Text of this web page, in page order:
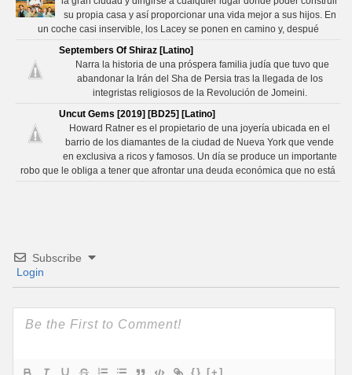
su propia casa y así proporcionar una vida mejor a sus hijos. En
un coche casi inservible, los Lacey se ponen en camino y, despué
Septembers Of Shiraz [Latino]
Narra la historia de una próspera familia judía que tuvo que
abandonar la Irán del Sha de Persia tras la llegada de los
integristas religiosos de la Revolución de Jomeini.
Uncut Gems [2019] [BD25] [Latino]
Howard Ratner es el propietario de una joyería ubicada en el
barrio de los diamantes de la ciudad de Nueva York que vende
en exclusiva a ricos y famosos. Un día se produce un importante
robo que le obliga a tener que afrontar una deuda económica que no está
Subscribe
Login
{} [+]